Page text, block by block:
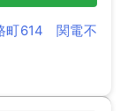
町614 関電不